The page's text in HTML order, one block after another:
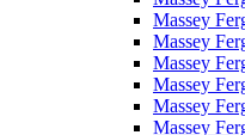
Massey
Massey
Massey
Massey
Massey
Massey